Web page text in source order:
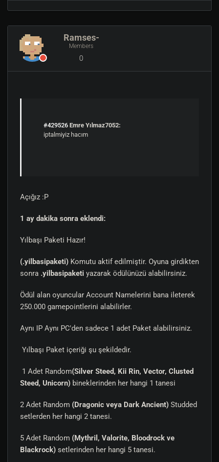
Nefrelius
Ramses-
Members
0
#429526 Emre Yılmaz7052:
iptalmiyiz hacım
Açığız :P
1 ay dakika sonra eklendi:
Yılbaşı Paketi Hazır!
(.yilbasipaketi) Komutu aktif edilmiştir. Oyuna girdikten
sonra .yilbasipaketi yazarak ödülünüzü alabilirsiniz.
Ödül alan oyuncular Account Namelerini bana ileterek
250.000 gamepointlerini alabilirler.
Aynı IP Aynı PC'den sadece 1 adet Paket alabilirsiniz.
Yılbaşı Paket içeriği şu şekildedir.
1 Adet Random(Silver Steed, Kii Rin, Vector, Clusted
Steed, Unicorn) bineklerinden her hangi 1 tanesi
2 Adet Random (Dragonic veya Dark Ancient) Studded
setlerden her hangi 2 tanesi.
5 Adet Random (Mythril, Valorite, Bloodrock ve
Blackrock) setlerinden her hangi 5 tanesi.